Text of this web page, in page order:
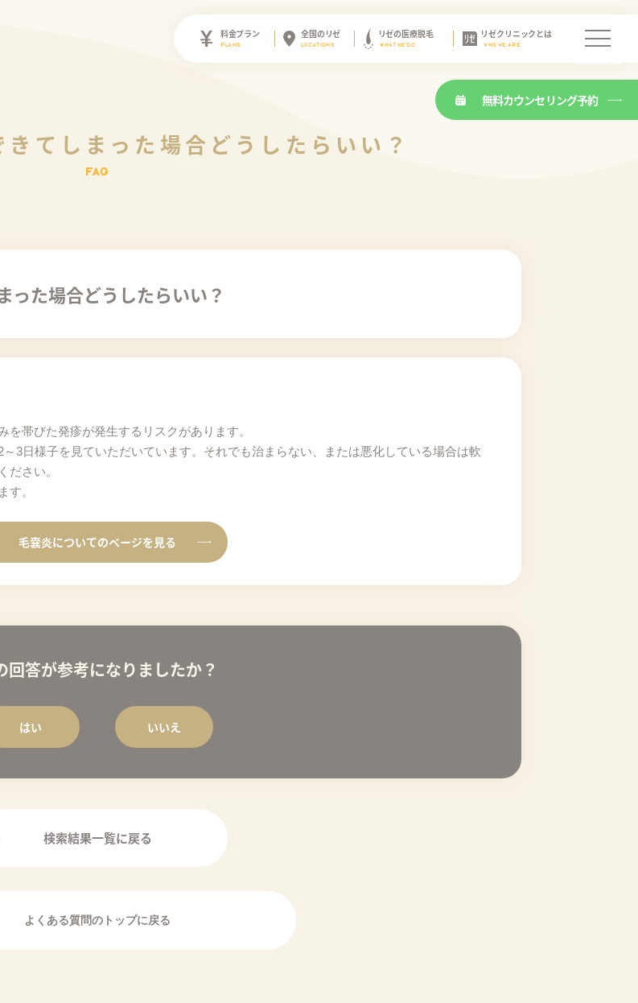
料金プラン
PLANS
全国のリゼ
LOCATIONS
リゼの医療脱毛
WHAT WE DO
リゼクリニックとは
WHO WE ARE
無料カウンセリング予約
てしまった場合どうしたらいい？
った場合どうしたらいい？
帯びた発疹が発⽣するリスクがあります。
3日様子を見ていただいています。それでも治まらない、または悪化している場合は軟
ださい。
す。
毛嚢炎についてのページを見る
回答が参考になりましたか？
はい いいえ
検索結果一覧に戻る